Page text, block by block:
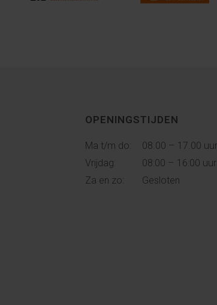
OPENINGSTIJDEN
Ma t/m do:
08.00 – 17.00 uur
Vrijdag:
08:00 – 16:00 uur
Za en zo:
Gesloten